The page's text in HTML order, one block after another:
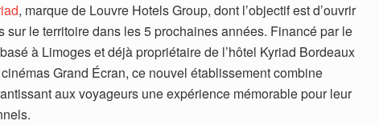
, marque de Louvre Hotels Group, dont l’objectif est d’ouvrir
sur le territoire dans les 5 prochaines années. Financé par le
à Limoges et déjà propriétaire de l’hôtel Kyriad Bordeaux
Grand Écran, ce nouvel établissement combine
aux voyageurs une expérience mémorable pour leur